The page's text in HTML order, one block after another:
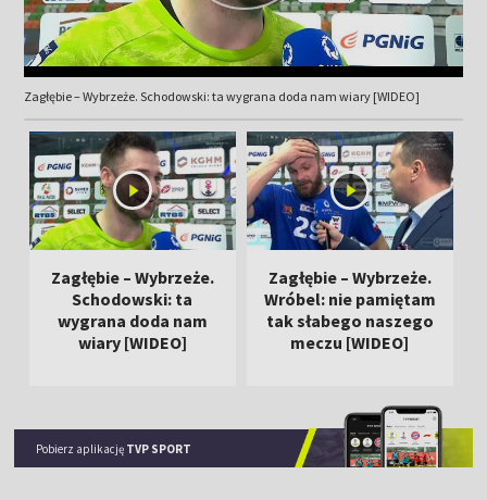
Zagłębie – Wybrzeże. Schodowski: ta wygrana doda nam wiary [WIDEO]
Zagłębie – Wybrzeże.
Schodowski: ta
wygrana doda nam
wiary [WIDEO]
Zagłębie – Wybrzeże.
Wróbel: nie pamiętam
tak słabego naszego
meczu [WIDEO]
Pobierz aplikację TVP SPORT